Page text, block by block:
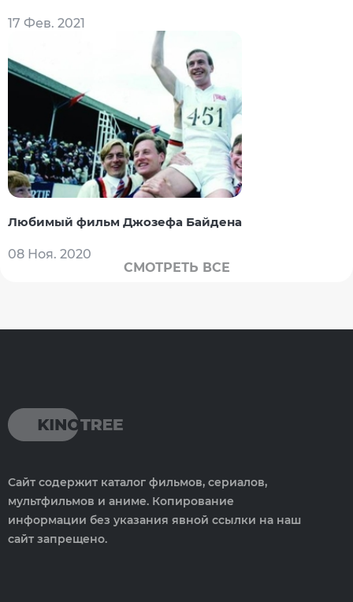
17 Фев. 2021
Любимый фильм Джозефа Байдена
08 Ноя. 2020
СМОТРЕТЬ ВСЕ
Сайт содержит каталог фильмов, сериалов,
мультфильмов и аниме. Копирование
информации без указания явной ссылки на наш
сайт запрещено.